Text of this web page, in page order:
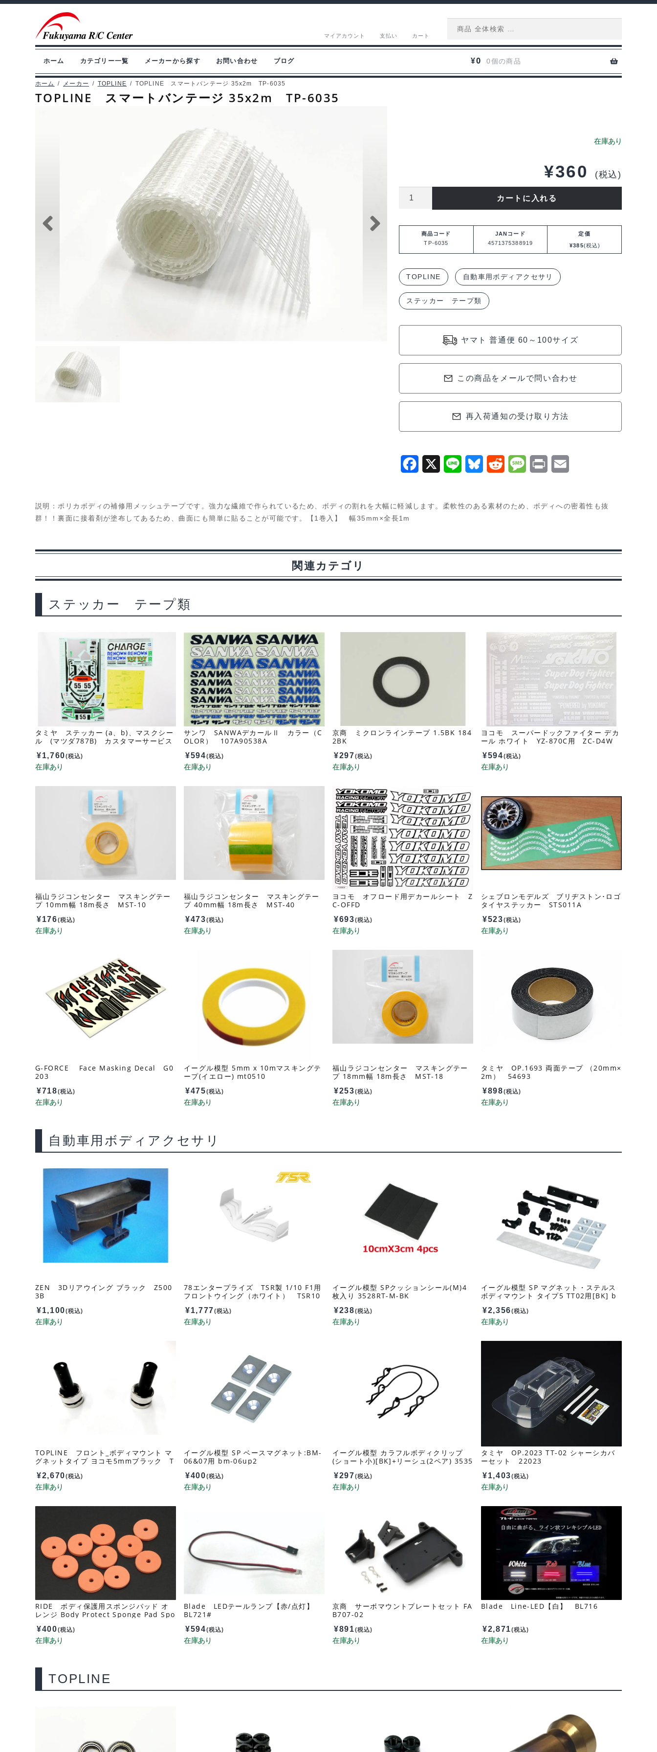
ビ
ゲ
ョ
ン
ン
テ
へ
ス
マイアカウント 支払い カート
ホーム カテゴリー一覧 メーカーから探す お問い合わせ ブログ ¥0 0個の商品
ホーム / メーカー / TOPLINE / TOPLINE スマートバンテージ 35x2m TP-6035
TOPLINE スマートバンテージ 35x2m TP-6035
¥360 (税込)
TOPLINE
ン
ー
35x2m
6035
カートに入れる
商品コード
TP-6035
JANコード
4571375388919
定価
¥385(税込)
TOPLINE 自動車用ボディアクセサリ
ステッカー テープ類
ヤマト 普通便 60～100サイズ
この商品をメールで問い合わせ
再入荷通知の受け取り方法
o
X B
k
R
t
M
g
説明：ポリカボディの補修用メッシュテープです。強力な繊維で作られているため、ボディの割れを大幅に軽減します。柔軟性のある素材のため、ボディへの密着性も抜
群！！裏面に接着剤が塗布してあるため、曲面にも簡単に貼ることが可能です。【1巻入】 幅35mm×全長1m
関連カテゴリ
ステッカー テープ類
タミヤ ステッカー (a、b)、マスクシー
ル (マツダ787B) カスタマーサービス
¥1,760(税込)
サンワ SANWAデカールⅡ カラー（C
OLOR） 107A90538A
¥594(税込)
京商 ミクロンラインテープ 1.5BK 184
2BK
¥297(税込)
ヨコモ スーパードックファイター デカ
ール ホワイト YZ-870C用 ZC-D4W
¥594(税込)
福山ラジコンセンター マスキングテー
プ 10mm幅 18m長さ MST-10
¥176(税込)
福山ラジコンセンター マスキングテー
プ 40mm幅 18m長さ MST-40
¥473(税込)
ヨコモ オフロード用デカールシート Z
C-OFFD
¥693(税込)
シェブロンモデルズ ブリヂストン･ロゴ
タイヤステッカー STS011A
¥523(税込)
G-FORCE Face Masking Decal G0
203
¥718(税込)
イーグル模型 5mm x 10mマスキングテ
ープ(イエロー) mt0510
¥475(税込)
福山ラジコンセンター マスキングテー
プ 18mm幅 18m長さ MST-18
¥253(税込)
タミヤ OP.1693 両面テープ （20mm×
2m） 54693
¥898(税込)
自動車用ボディアクセサリ
ZEN 3Dリアウイング ブラック Z500
3B
¥1,100(税込)
78エンタープライズ TSR製 1/10 F1用
フロントウイング（ホワイト） TSR10
¥1,777(税込)
イーグル模型 SPクッションシール(M)4
枚入り 3528RT-M-BK
¥238(税込)
イーグル模型 SP マグネット・ステルス
ボディマウント タイプ5 TT02用[BK] b
¥2,356(税込)
TOPLINE フロント_ボディマウント マ
グネットタイプ ヨコモ5mmブラック T
¥2,670(税込)
イーグル模型 SP ベースマグネット:BM-
06&07用 bm-06up2
¥400(税込)
イーグル模型 カラフルボディクリップ
(ショート小)[BK]+リーシュ(2ペア) 3535
¥297(税込)
タミヤ OP.2023 TT-02 シャーシカバ
ーセット 22023
¥1,403(税込)
RIDE ボディ保護用スポンジパッド オ
レンジ Body Protect Sponge Pad Spo
¥400(税込)
Blade LEDテールランプ【赤/点灯】
BL721#
¥594(税込)
京商 サーボマウントプレートセット FA
B707-02
¥891(税込)
Blade Line-LED【白】 BL716
¥2,871(税込)
TOPLINE